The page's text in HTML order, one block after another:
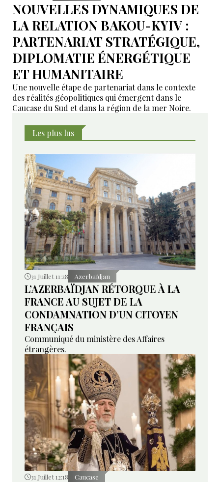
NOUVELLES DYNAMIQUES DE
LA RELATION BAKOU-KYIV :
PARTENARIAT STRATÉGIQUE,
DIPLOMATIE ÉNERGÉTIQUE
ET HUMANITAIRE
Une nouvelle étape de partenariat dans le contexte
des réalités géopolitiques qui émergent dans le
Caucase du Sud et dans la région de la mer Noire.
Les plus lus
31 Juillet 11:28 Azerbaïdjan
L’AZERBAÏDJAN RÉTORQUE À LA
FRANCE AU SUJET DE LA
CONDAMNATION D’UN CITOYEN
FRANÇAIS
Communiqué du ministère des Affaires
étrangères.
31 Juillet 12:18 Caucase